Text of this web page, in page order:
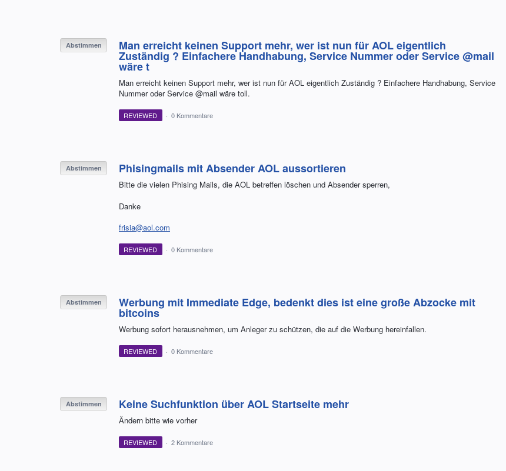
Man erreicht keinen Support mehr, wer ist nun für AOL eigentlich
Zuständig ? Einfachere Handhabung, Service Nummer oder Service @mail
wäre t
Man erreicht keinen Support mehr, wer ist nun für AOL eigentlich Zuständig ? Einfachere Handhabung, Service
Nummer oder Service @mail wäre toll.
Abstimmen
REVIEWED · 0 Kommentare
Phisingmails mit Absender AOL aussortieren
Bitte die vielen Phising Mails, die AOL betreffen löschen und Absender sperren,
Danke
frisia@aol.com
Abstimmen
REVIEWED · 0 Kommentare
Werbung mit Immediate Edge, bedenkt dies ist eine große Abzocke mit
bitcoins
Werbung sofort herausnehmen, um Anleger zu schützen, die auf die Werbung hereinfallen.
Abstimmen
REVIEWED · 0 Kommentare
Keine Suchfunktion über AOL Startseite mehr
Ändern bitte wie vorher
Abstimmen
REVIEWED · 2 Kommentare